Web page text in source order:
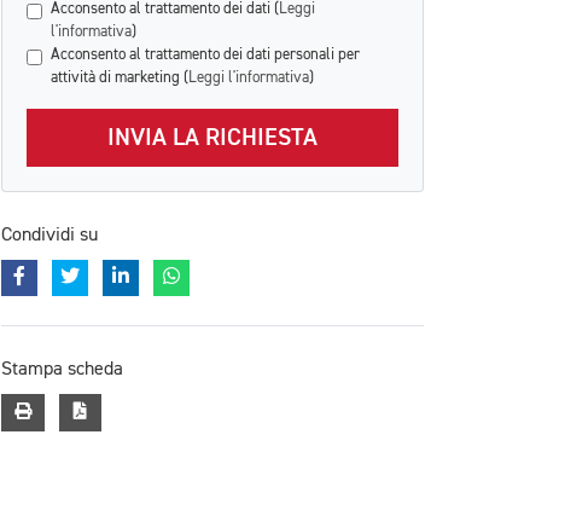
Acconsento al trattamento dei dati ( Leggi
l'informativa)
Acconsento al trattamento dei dati personali per
attività di marketing ( Leggi l'informativa)
INVIA LA RICHIESTA
Condividi su
Stampa scheda